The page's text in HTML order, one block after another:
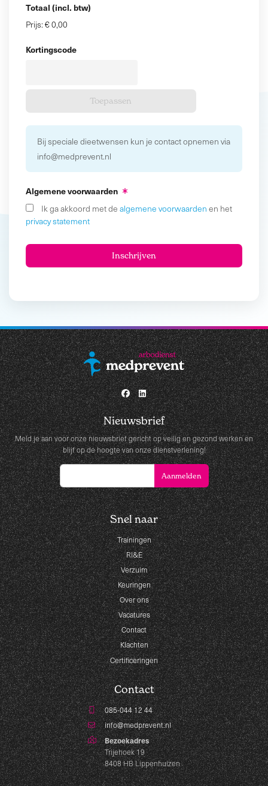
Totaal (incl. btw)
Prijs: € 0,00
Kortingscode
Bij speciale dieetwensen kun je contact opnemen via
info@medprevent.nl
Algemene voorwaarden
Ik ga akkoord met de algemene voorwaarden en het
privacy statement
Nieuwsbrief
Meld je aan voor onze nieuwsbrief gericht op veilig en gezond werken en
blijf op de hoogte van onze dienstverlening!
Snel naar
Trainingen
RI&E
Verzuim
Keuringen
Over ons
Vacatures
Contact
Klachten
Certificeringen
Contact
085-044 12 44
info@medprevent.nl
Bezoekadres
Trijehoek 19
8408 HB Lippenhuizen